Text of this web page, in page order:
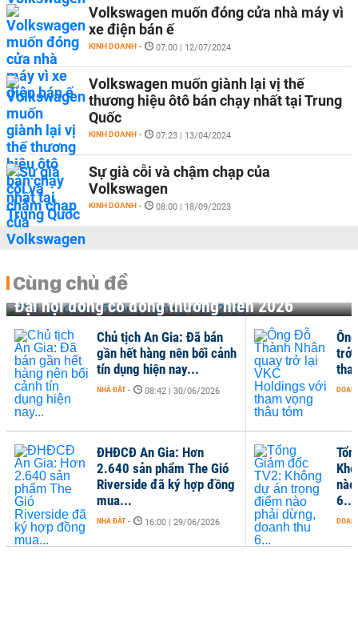
Volkswagen muốn đóng cửa nhà máy vì
xe điện bán ế
KINH DOANH - 07:00 | 12/07/2024
Volkswagen muốn giành lại vị thế
thương hiệu ôtô bán chạy nhất tại Trung
Quốc
KINH DOANH - 07:23 | 13/04/2024
Sự già cỗi và chậm chạp của
Volkswagen
KINH DOANH - 08:00 | 18/09/2023
Cùng chủ đề
Đại hội đồng cổ đông thường niên 2026
6...
Chủ tịch An Gia: Đã bán
gần hết hàng nên bối cảnh
tín dụng hiện nay...
NHÀ ĐẤT - 08:42 | 30/06/2026
ĐHĐCĐ An Gia: Hơn
2.640 sản phẩm The Gió
Riverside đã ký hợp đồng
mua...
NHÀ ĐẤT - 16:00 | 29/06/2026
trở